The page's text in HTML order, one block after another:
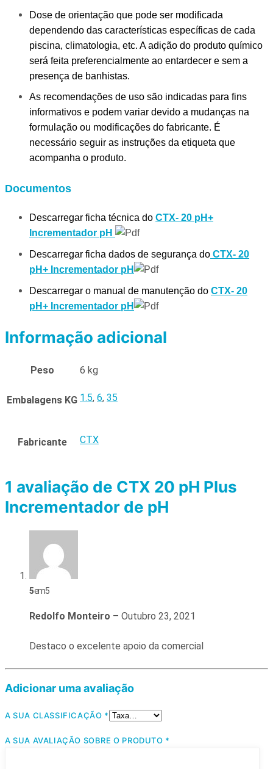
Dose de orientação que pode ser modificada
dependendo das características específicas de cada
piscina, climatologia, etc. A adição do produto químico
será feita preferencialmente ao entardecer e sem a
presença de banhistas.
As recomendações de uso são indicadas para fins
informativos e podem variar devido a mudanças na
formulação ou modificações do fabricante. É
necessário seguir as instruções da etiqueta que
acompanha o produto.
Documentos
Descarregar ficha técnica do CTX- 20 pH+
Incrementador pH
Descarregar ficha dados de segurança do CTX- 20
pH+ Incrementador pH
Descarregar o manual de manutenção do CTX- 20
pH+ Incrementador pH
Informação adicional
Peso 6 kg
Embalagens KG 1.5, 6, 35
Fabricante CTX
1 avaliação de CTX 20 pH Plus
Incrementador de pH
5em 5
Redolfo Monteiro – Outubro 23, 2021
Destaco o excelente apoio da comercial
Adicionar uma avaliação
A SUA CLASSIFICAÇÃO *
A SUA AVALIAÇÃO SOBRE O PRODUTO *